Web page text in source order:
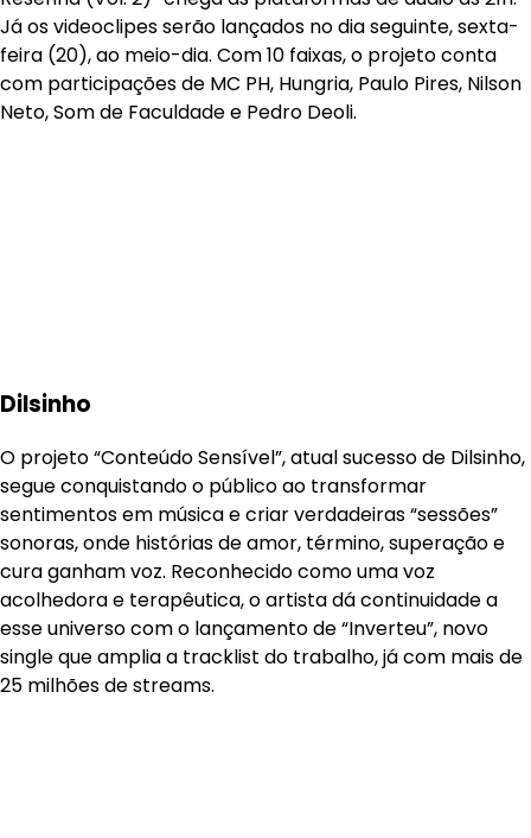
Já os videoclipes serão lançados no dia seguinte, sexta-
feira (20), ao meio-dia. Com 10 faixas, o projeto conta
com participações de MC PH, Hungria, Paulo Pires, Nilson
Neto, Som de Faculdade e Pedro Deoli.
Dilsinho
O projeto “Conteúdo Sensível”, atual sucesso de Dilsinho,
segue conquistando o público ao transformar
sentimentos em música e criar verdadeiras “sessões”
sonoras, onde histórias de amor, término, superação e
cura ganham voz. Reconhecido como uma voz
acolhedora e terapêutica, o artista dá continuidade a
esse universo com o lançamento de “Inverteu”, novo
single que amplia a tracklist do trabalho, já com mais de
25 milhões de streams.